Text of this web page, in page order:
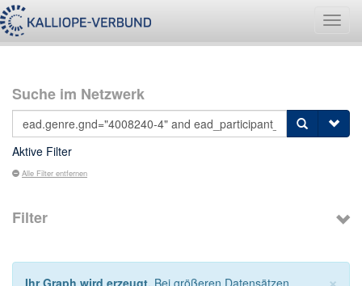
Suche im Netzwerk
Aktive Filter
Alle Filter entfernen
Filter
×
Ihr Graph wird erzeugt. Bei größeren Datensätzen